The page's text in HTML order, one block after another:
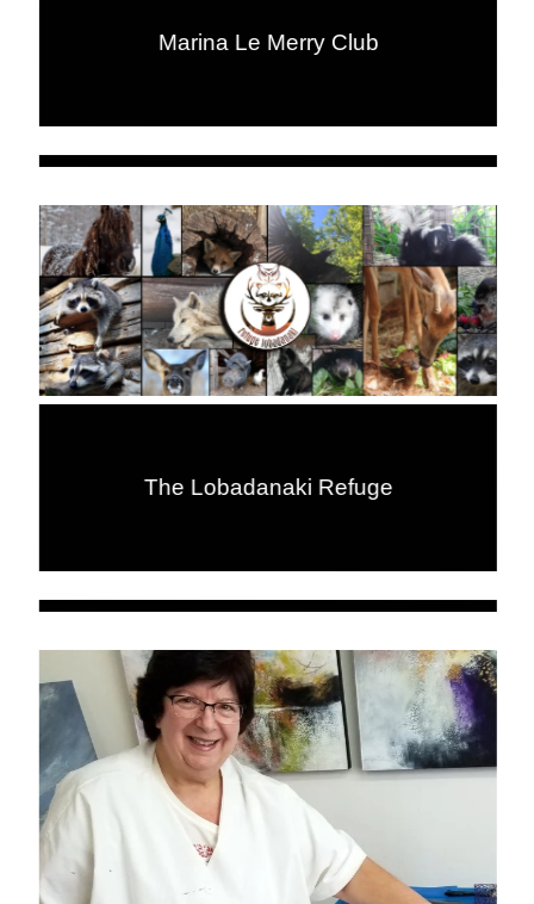
Marina Le Merry Club
The Lobadanaki Refuge